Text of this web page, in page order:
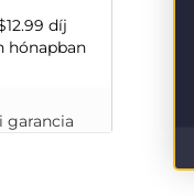
díj
hónapban
garancia